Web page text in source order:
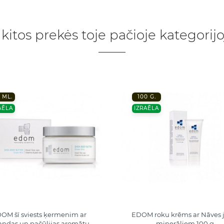
kitos prekės toje pačioje
ML.
šī sviests ķermenim ar
100 G.
IZRAĒLA
EDOM roku krēms ar Nāves